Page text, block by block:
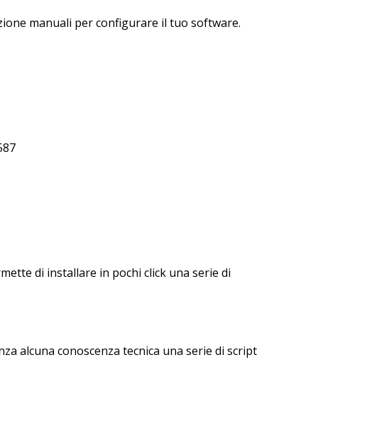
manuali per configurare il tuo software.
di installare in pochi click una serie di
alcuna conoscenza tecnica una serie di script